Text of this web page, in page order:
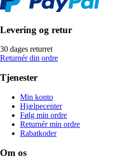
Levering og retur
30 dages returret
Returnér din ordre
Tjenester
Min konto
Hjælpecenter
Følg min ordre
Returnér min ordre
Rabatkoder
Om os